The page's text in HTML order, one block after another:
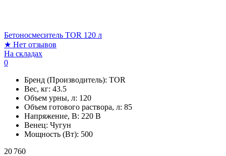
Бетоносмеситель TOR 120 л
★ Нет отзывов
На складах
0
Бренд (Производитель): TOR
Вес, кг: 43.5
Объем урны, л: 120
Объем готового раствора, л: 85
Напряжение, В: 220 В
Венец: Чугун
Мощность (Вт): 500
20 760